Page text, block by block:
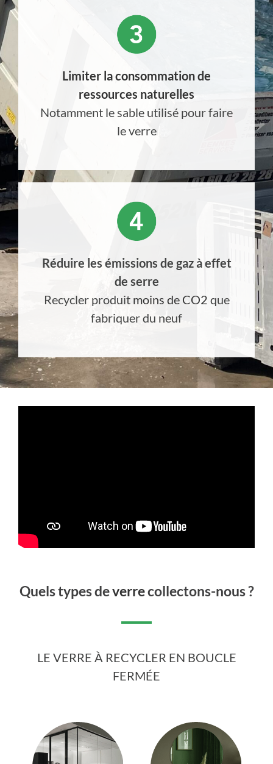
Limiter la consommation de
ressources naturelles
Notamment le sable utilisé pour faire
le verre
Réduire les émissions de gaz à effet
de serre
Recycler produit moins de CO2 que
fabriquer du neuf
Quels types deverrecollectons-nous ?
LE VERRE À RECYCLER EN BOUCLE
FERMÉE